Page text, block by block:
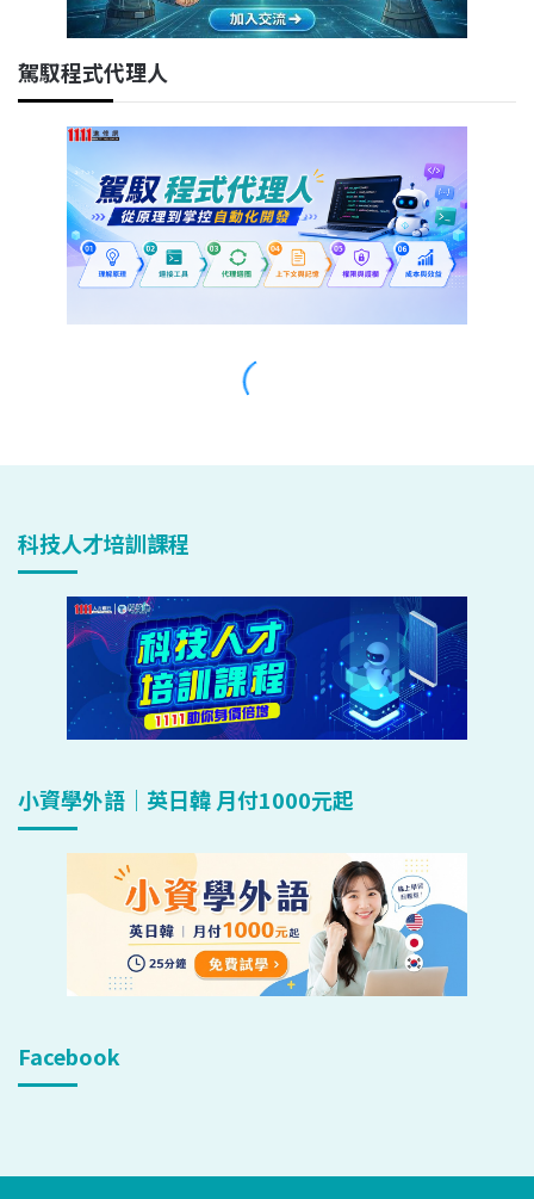
科技人才培訓課程
小資學外語｜英日韓 月付1000元起
Facebook